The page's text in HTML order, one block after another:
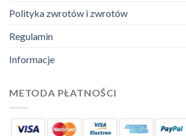
Polityka zwrotów i zwrotów
Regulamin
Informacje
METODA PŁATNOŚCI